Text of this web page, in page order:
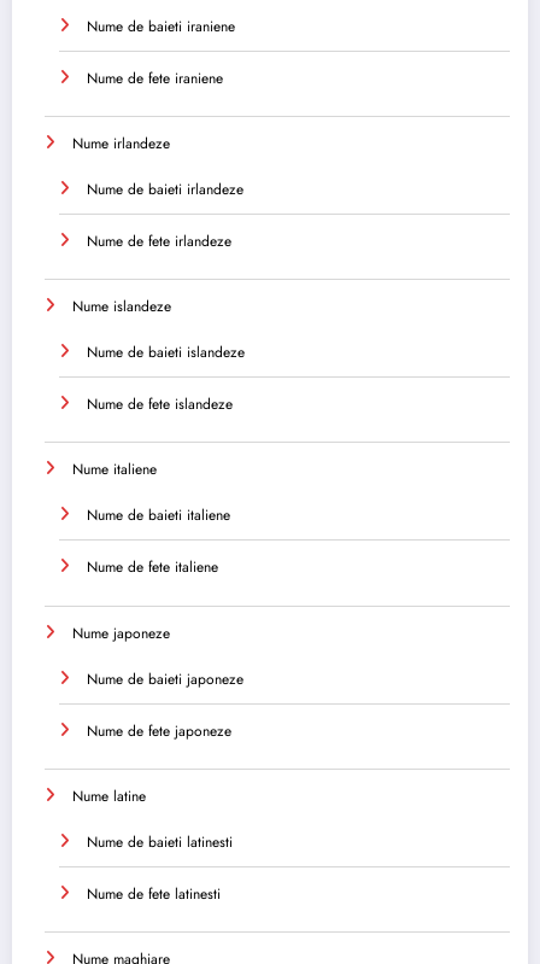
Nume de baieti iraniene
Nume de fete iraniene
Nume irlandeze
Nume de baieti irlandeze
Nume de fete irlandeze
Nume islandeze
Nume de baieti islandeze
Nume de fete islandeze
Nume italiene
Nume de baieti italiene
Nume de fete italiene
Nume japoneze
Nume de baieti japoneze
Nume de fete japoneze
Nume latine
Nume de baieti latinesti
Nume de fete latinesti
Nume maghiare